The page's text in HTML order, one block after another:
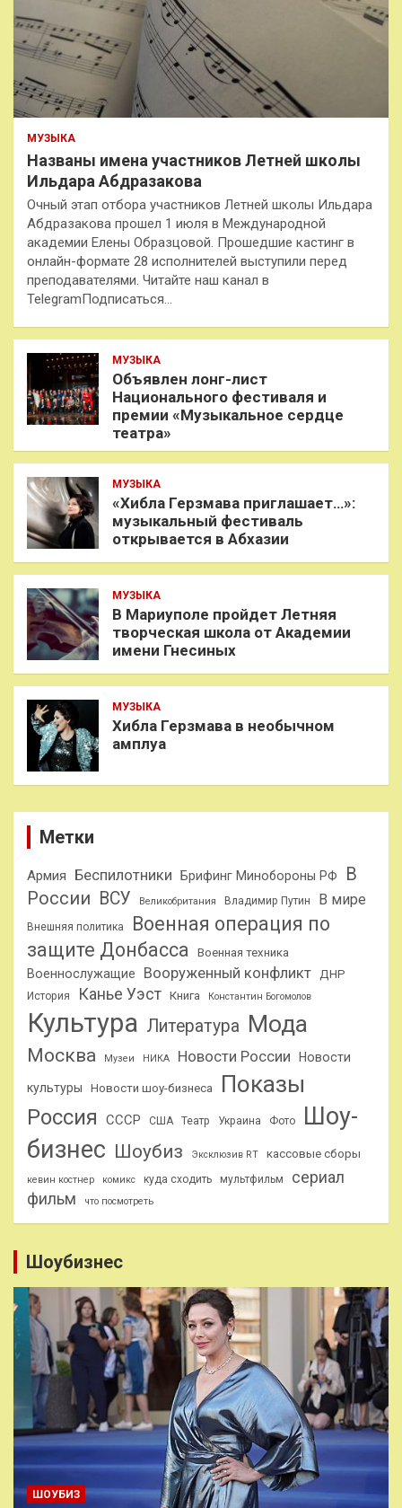
МУЗЫКА
Названы имена участников Летней школы
Ильдара Абдразакова
Очный этап отбора участников Летней школы Ильдара
Абдразакова прошел 1 июля в Международной
академии Елены Образцовой. Прошедшие кастинг в
онлайн-формате 28 исполнителей выступили перед
преподавателями. Читайте наш канал в
TelegramПодписаться…
МУЗЫКА
Объявлен лонг-лист
Национального фестиваля и
премии «Музыкальное сердце
театра»
МУЗЫКА
«Хибла Герзмава приглашает…»:
музыкальный фестиваль
открывается в Абхазии
МУЗЫКА
В Мариуполе пройдет Летняя
творческая школа от Академии
имени Гнесиных
МУЗЫКА
Хибла Герзмава в необычном
амплуа
Метки
Армия Беспилотники Брифинг Минобороны РФ
В
России ВСУ Великобритания Владимир Путин В мире
Внешняя политика
Военная операция по
защите Донбасса
Военная техника
Военнослужащие Вооруженный конфликт ДНР
История Канье Уэст Книга Константин Богомолов
Культура Литература Мода
Москва Музеи НИКА Новости России Новости
культуры Новости шоу-бизнеса Показы
Россия СССР США Театр Украина Фото
Шоу-
бизнес Шоубиз Эксклюзив RT кассовые сборы
кевин костнер комикс куда сходить мультфильм
сериал
фильм
что посмотреть
Шоубизнес
ШОУБИЗ